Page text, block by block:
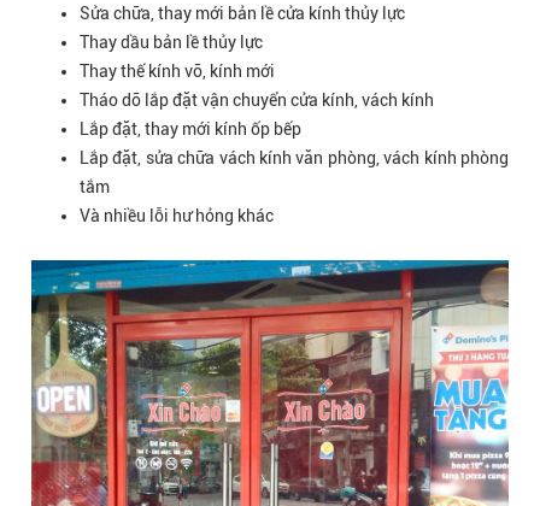
Sửa chữa, thay mới bản lề cửa kính thủy lực
Thay dầu bản lề thủy lực
Thay thế kính vỡ, kính mới
Tháo dỡ lắp đặt vận chuyển cửa kính, vách kính
Lắp đặt, thay mới kính ốp bếp
Lắp đặt, sửa chữa vách kính văn phòng, vách kính phòng
tắm
Và nhiều lỗi hư hỏng khác